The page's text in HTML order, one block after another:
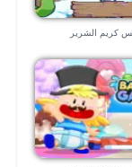
كريم الشرير